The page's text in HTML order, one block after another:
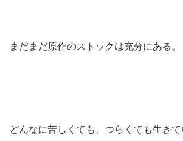
まだまだ原作のストックは充分にある。
どんなに苦しくても、つらくても生きて